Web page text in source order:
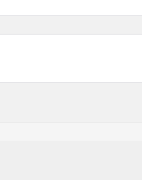
BPM Accessoires